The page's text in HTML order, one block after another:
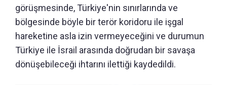
görüşmesinde, Türkiye'nin sınırlarında ve
bölgesinde böyle bir terör koridoru ile işgal
hareketine asla izin vermeyeceğini ve durumun
Türkiye ile İsrail arasında doğrudan bir savaşa
dönüşebileceği ihtarını ilettiği kaydedildi.